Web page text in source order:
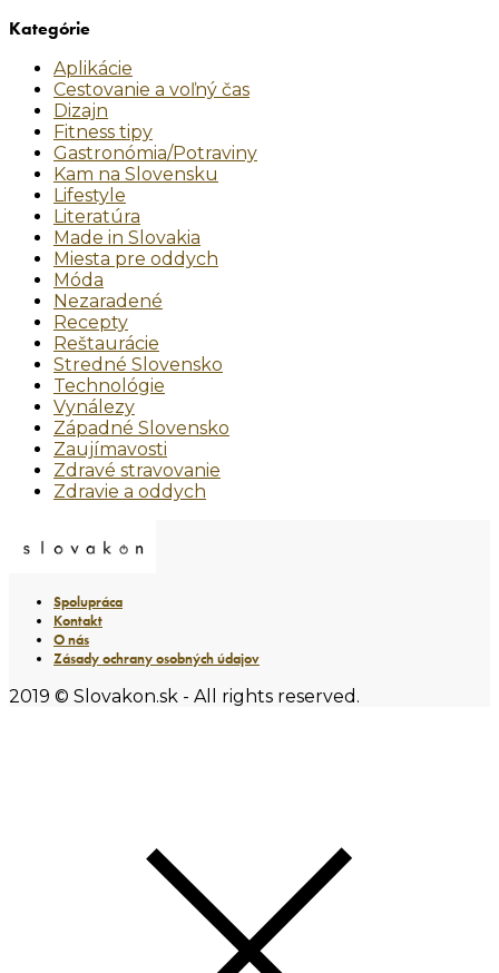
Kategórie
Aplikácie
Cestovanie a voľný čas
Dizajn
Fitness tipy
Gastronómia/Potraviny
Kam na Slovensku
Lifestyle
Literatúra
Made in Slovakia
Miesta pre oddych
Móda
Nezaradené
Recepty
Reštaurácie
Stredné Slovensko
Technológie
Vynálezy
Západné Slovensko
Zaujímavosti
Zdravé stravovanie
Zdravie a oddych
Spolupráca
Kontakt
O nás
Zásady ochrany osobných údajov
2019 © Slovakon.sk - All rights reserved.